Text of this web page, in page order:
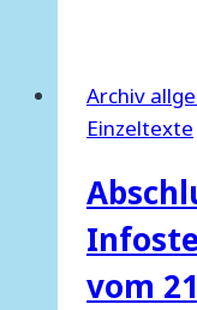
Archiv
Einzeltexte
vom